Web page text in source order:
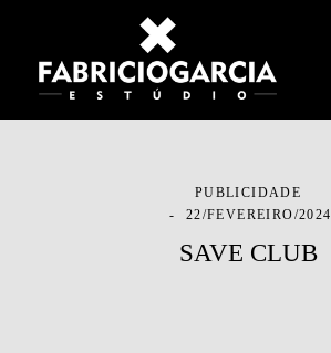
PUBLICIDADE
22/FEVEREIRO/2024
SAVE CLUB